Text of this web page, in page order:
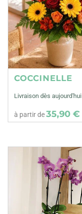
COCCINELLE
Livraison dès aujourd'hui
à partir de35,90 €